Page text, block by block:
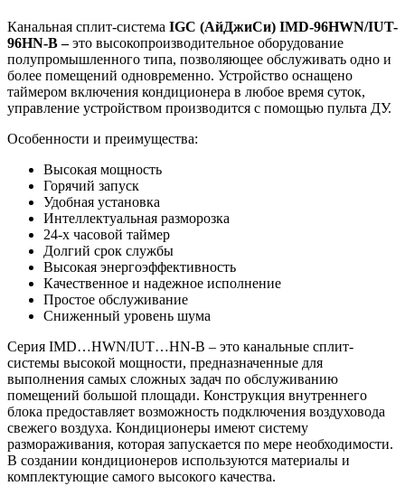
Канальная сплит-система IGC (АйДжиСи) IMD-96HWN/IUT-
96HN-B –это высокопроизводительное оборудование
полупромышленного типа, позволяющее обслуживать одно и
более помещений одновременно. Устройство оснащено
таймером включения кондиционера в любое время суток,
управление устройством производится с помощью пульта ДУ.
Особенности и преимущества:
Высокая мощность
Горячий запуск
Удобная установка
Интеллектуальная разморозка
24-х часовой таймер
Долгий срок службы
Высокая энергоэффективность
Качественное и надежное исполнение
Простое обслуживание
Сниженный уровень шума
Серия IMD…HWN/IUT…HN-B – это канальные сплит-
системы высокой мощности, предназначенные для
выполнения самых сложных задач по обслуживанию
помещений большой площади. Конструкция внутреннего
блока предоставляет возможность подключения воздуховода
свежего воздуха. Кондиционеры имеют систему
размораживания, которая запускается по мере необходимости.
В создании кондиционеров используются материалы и
комплектующие самого высокого качества.